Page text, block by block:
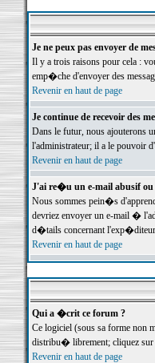
Je ne peux pas envoyer de
Il y a trois raisons pour cela :
emp�che d'envoyer des
Revenir en haut de page
Je continue de recevoir des
Dans le futur, nous ajouterons
l'administrateur; il a le pouvoir
Revenir en haut de page
J'ai re�u un e-mail abusif ou
Nous sommes pein�s
devriez envoyer un e-mail �
d�tails concernant
Revenir en haut de page
Qui a �crit ce forum ?
Ce logiciel (sous sa forme non
distribu� librement; cliquez
Revenir en haut de page